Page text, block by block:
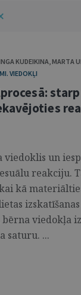
KUDEIKINA,MARTA
VIEDOKĻI
un
reakciju.
kā
viedokļa
saturu. ...